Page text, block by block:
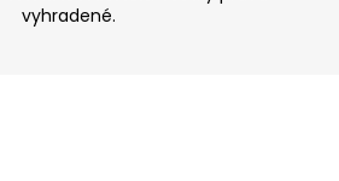
vyhradené.